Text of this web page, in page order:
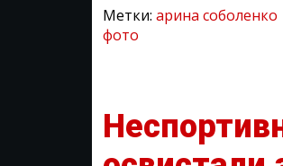
Метки: арина соболенко
фото